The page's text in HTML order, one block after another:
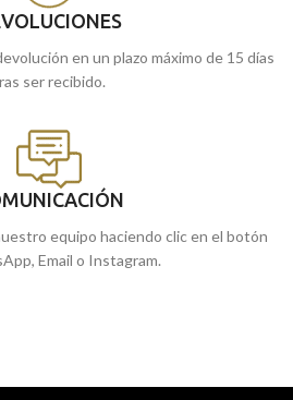
en un plazo máximo de 15 días
ser recibido.
equipo haciendo clic en el botón
Email o Instagram.